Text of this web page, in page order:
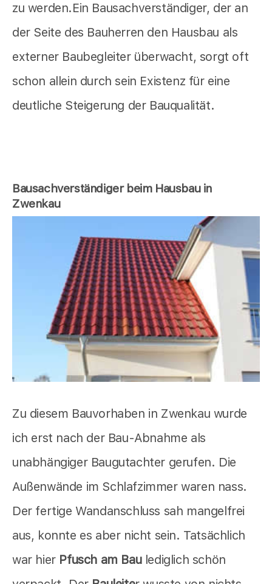
zu werden.Ein Bausachverständiger, der an
der Seite des Bauherren den Hausbau als
externer Baubegleiter überwacht, sorgt oft
schon allein durch sein Existenz für eine
deutliche Steigerung der Bauqualität.
Bausachverständiger beim Hausbau in
Zwenkau
Zu diesem Bauvorhaben in Zwenkau wurde
ich erst nach der Bau-Abnahme als
unabhängiger Baugutachter gerufen. Die
Außenwände im Schlafzimmer waren nass.
Der fertige Wandanschluss sah mangelfrei
aus, konnte es aber nicht sein. Tatsächlich
war hier Pfusch am Baulediglich schön